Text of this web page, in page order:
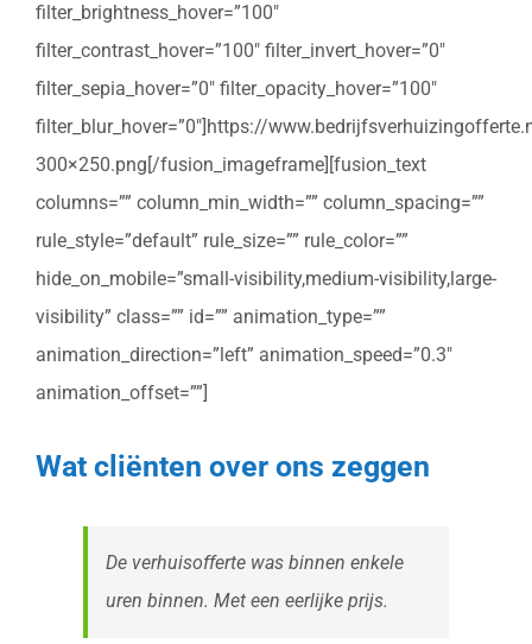
filter_brightness_hover=”100″
filter_contrast_hover=”100″ filter_invert_hover=”0″
filter_sepia_hover=”0″ filter_opacity_hover=”100″
filter_blur_hover=”0″]https://
300×250.png[/fusion_imageframe][fusion_text
columns=”” column_min_width=”” column_spacing=””
rule_style=”default” rule_size=”” rule_color=””
hide_on_mobile=”small-visibility,medium-visibility,large-
visibility” class=”” id=”” animation_type=””
animation_direction=”left” animation_speed=”0.3″
animation_offset=””]
Wat cliënten over ons zeggen
De verhuisofferte was binnen enkele
uren binnen. Met een eerlijke prijs.